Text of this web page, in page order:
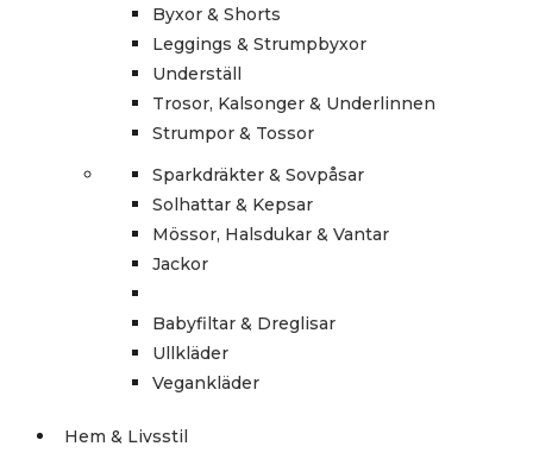
Byxor & Shorts
Leggings & Strumpbyxor
Underställ
Trosor, Kalsonger & Underlinnen
Strumpor & Tossor
Sparkdräkter & Sovpåsar
Solhattar & Kepsar
Mössor, Halsdukar & Vantar
Jackor
Babyfiltar & Dreglisar
Ullkläder
Vegankläder
Hem & Livsstil